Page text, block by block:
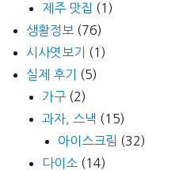
제주 맛집 (1)
생활정보 (76)
시사엿보기
(1)
실제 후기
(5)
가구 (2)
과자, 스낵 (15)
아이스크림 (32)
다이소 (14)